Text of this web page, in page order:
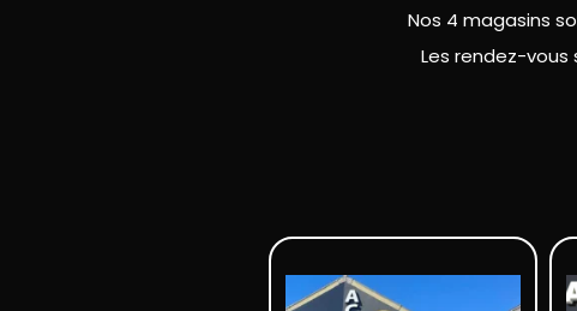
Nos 4 magasins
Les rendez-vous